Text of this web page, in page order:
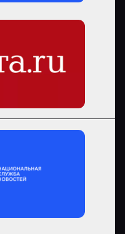
самыми
россиян
квест
по выбору